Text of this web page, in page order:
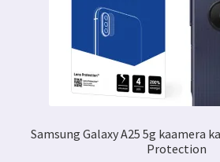
Samsung Galaxy A25 5g kaamera
Protection